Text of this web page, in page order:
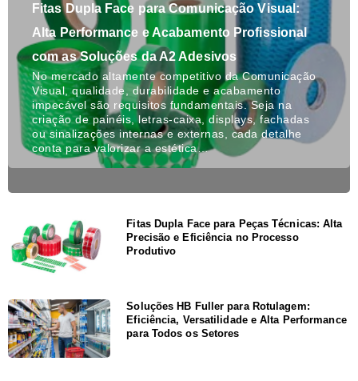
Fitas Dupla Face para Comunicação Visual:
Alta Performance e Acabamento Profissional
com as Soluções da A2 Adesivos
No mercado altamente competitivo da Comunicação
Visual, qualidade, durabilidade e acabamento
impecável são requisitos fundamentais. Seja na
criação de painéis, letras-caixa, displays, fachadas
ou sinalizações internas e externas, cada detalhe
conta para valorizar a estética…
Fitas Dupla Face para Peças Técnicas: Alta
Precisão e Eficiência no Processo
Produtivo
Soluções HB Fuller para Rotulagem:
Eficiência, Versatilidade e Alta Performance
para Todos os Setores